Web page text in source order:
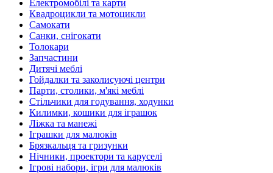
Електромобілі та карти
Квадроцикли та мотоцикли
Самокати
Санки, снігокати
Толокари
Запчастини
Дитячі меблі
Гойдалки та заколисуючі центри
Парти, столики, м'які меблі
Стільчики для годування, ходунки
Килимки, кошики для іграшок
Ліжка та манежі
Іграшки для малюків
Брязкальця та гризунки
Нічники, проектори та каруселі
Ігрові набори, ігри для малюків